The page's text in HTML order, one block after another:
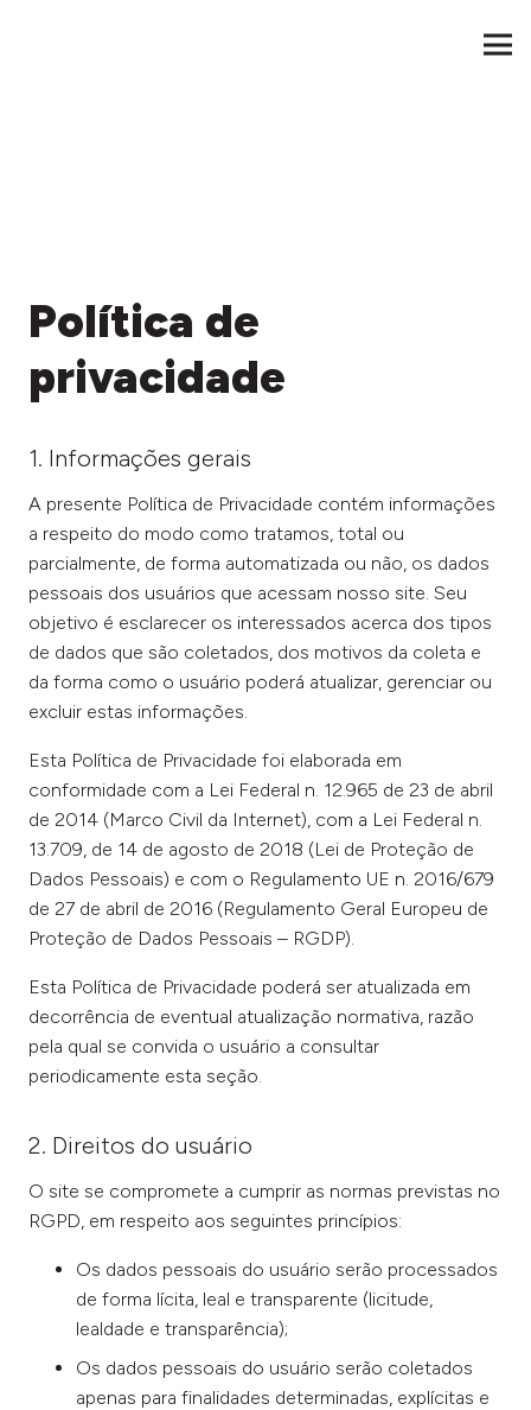
Política de
privacidade
1. Informações gerais
A presente Política de Privacidade contém informações
a respeito do modo como tratamos, total ou
parcialmente, de forma automatizada ou não, os dados
pessoais dos usuários que acessam nosso site. Seu
objetivo é esclarecer os interessados acerca dos tipos
de dados que são coletados, dos motivos da coleta e
da forma como o usuário poderá atualizar, gerenciar ou
excluir estas informações.
Esta Política de Privacidade foi elaborada em
conformidade com a Lei Federal n. 12.965 de 23 de abril
de 2014 (Marco Civil da Internet), com a Lei Federal n.
13.709, de 14 de agosto de 2018 (Lei de Proteção de
Dados Pessoais) e com o Regulamento UE n. 2016/679
de 27 de abril de 2016 (Regulamento Geral Europeu de
Proteção de Dados Pessoais – RGDP).
Esta Política de Privacidade poderá ser atualizada em
decorrência de eventual atualização normativa, razão
pela qual se convida o usuário a consultar
periodicamente esta seção.
2. Direitos do usuário
O site se compromete a cumprir as normas previstas no
RGPD, em respeito aos seguintes princípios:
Os dados pessoais do usuário serão processados
de forma lícita, leal e transparente (licitude,
lealdade e transparência);
Os dados pessoais do usuário serão coletados
apenas para finalidades determinadas, explícitas e